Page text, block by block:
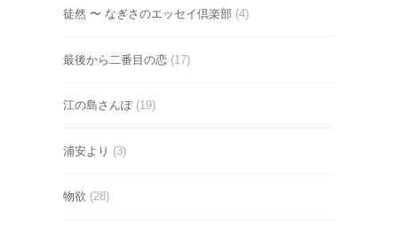
徒然 〜 なぎさのエッセイ倶楽部 (4)
最後から二番目の恋 (17)
江の島さんぽ(19)
浦安より (3)
物欲 (28)